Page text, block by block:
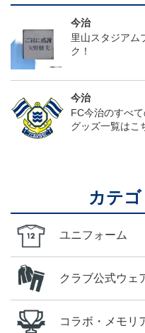
今治
里山スタジアム
ク！
今治
FC今治のすべ
グッズ一覧はこ
カテ
ユニフォーム
クラブ公式ウェ
コラボ・メモリ